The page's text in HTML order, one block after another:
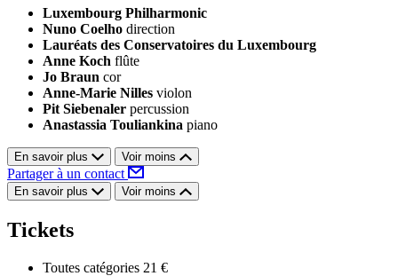
Luxembourg Philharmonic
Nuno Coelho direction
Lauréats des Conservatoires du Luxembourg
Anne Koch flûte
Jo Braun cor
Anne-Marie Nilles violon
Pit Siebenaler percussion
Anastassia Touliankina piano
En savoir plus Voir moins
Partager à un contact
En savoir plus Voir moins
Tickets
Toutes catégories 21 €